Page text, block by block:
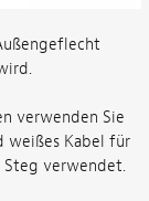
verwenden Sie
weißes Kabel für
Steg verwendet.